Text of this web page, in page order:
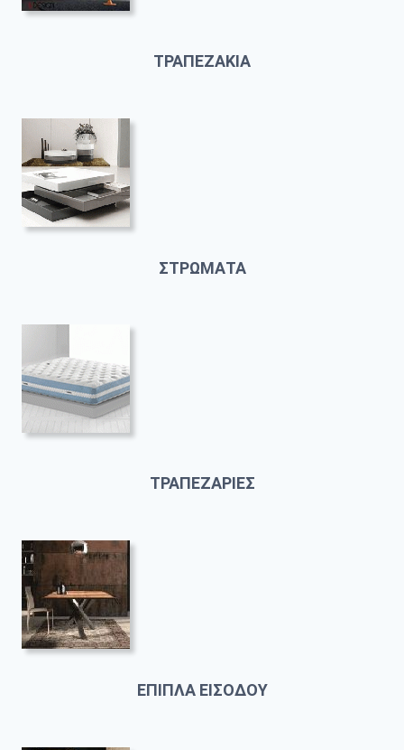
ΤΡΑΠΕΖΑΚΙΑ
ΣΤΡΩΜΑΤΑ
ΤΡΑΠΕΖΑΡΙΕΣ
ΕΠΙΠΛΑ ΕΙΣΟΔΟΥ